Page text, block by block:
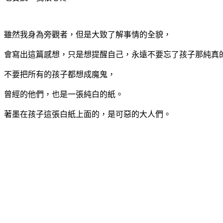
雖然我身為旁觀者，但是大致了解事情的全貌，
會寫出這篇感想，只是想提醒自己，永遠不要忘了孩子那純真
不要把所有的孩子都想成魔鬼，
曾經的他們，也是一張純白的紙。
著墨在孩子這張白紙上面的，是可惡的大人們。